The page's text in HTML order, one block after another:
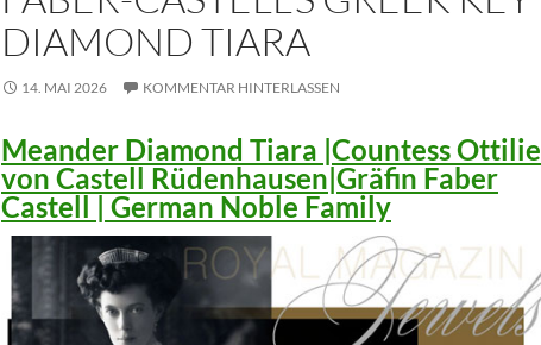
DIAMOND TIARA
14. MAI 2026 KOMMENTAR HINTERLASSEN
Meander Diamond Tiara |Countess Ottilie
von Castell Rüdenhausen|Gräfin Faber
Castell | German Noble Family